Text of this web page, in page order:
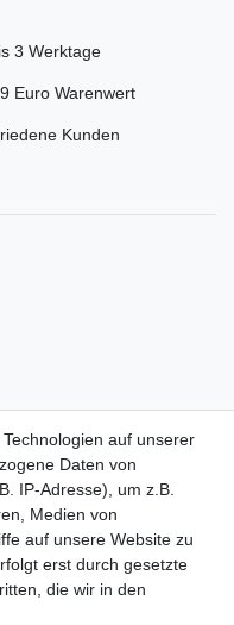
3 Werktage
Euro Warenwert
Kunden
auf unserer
Daten von
IP-Adresse), um z.B.
Medien von
auf unsere Website zu
erst durch gesetzte
die wir in den